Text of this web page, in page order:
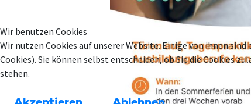
Wir benutzen Cookies
Wir nutzen Cookies auf unserer Website. Einige von ihnen
Cookies). Sie können selbst entscheiden, ob Sie die Cookies
stehen.